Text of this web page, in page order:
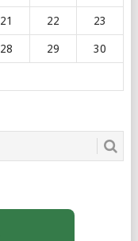
21 22 23
28 29 30